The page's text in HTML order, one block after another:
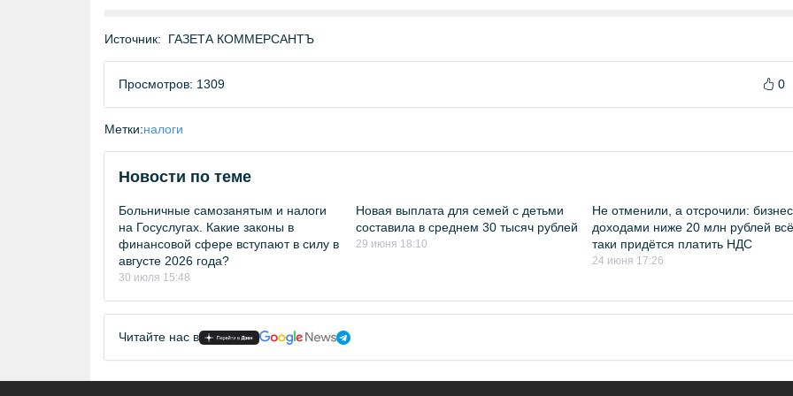
Источник: ГАЗЕТА КОММЕРСАНТЪ
Просмотров: 1309 0
Метки:налоги
Новости по теме
Больничные самозанятым и налоги
на Госуслугах. Какие законы в
финансовой сфере вступают в силу в
августе 2026 года?
30 июля 15:48
Новая выплата для семей с детьми
составила в среднем 30 тысяч рублей
29 июня 18:10
Не отменили, а отсрочили:
доходами ниже 20 млн рублей
таки придётся платить НДС
24 июня 17:26
Читайте нас в